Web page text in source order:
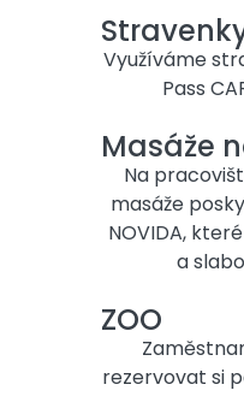
Využíváme
Pass
Masáže
Na
masáže
NOVIDA,
a
ZOO
rezervovat si